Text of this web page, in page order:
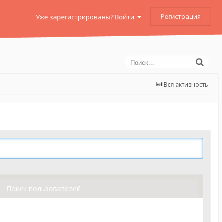
Уже зарегистрированы? Войти Регистрация
Вся активность
Поиск пользователей